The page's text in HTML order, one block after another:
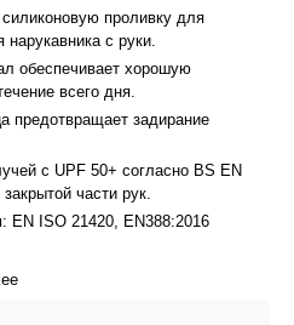
проливку для
с руки.
обеспечивает хорошую
всего дня.
предотвращает задирание
с UPF 50+ согласно BS EN
части рук.
EN ISO 21420, EN388:2016